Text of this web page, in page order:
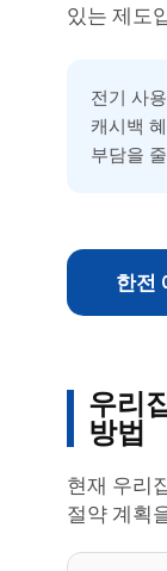
있는 제도
전기 사
캐시백
부담을
한전
우리
방법
현재 우리
절약 계획